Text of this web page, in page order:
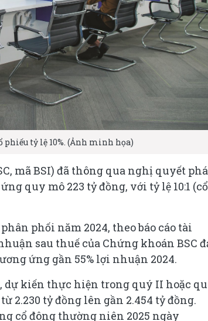
phiếu tỷ lệ 10%. (Ảnh minh họa)
mã BSI) đã thông qua nghị quyết
quy mô 223 tỷ đồng, với tỷ lệ 10:1 (cổ
phối năm 2024, theo báo cáo tài
sau thuế của Chứng khoán BSC
ứng gần 55% lợi nhuận 2024.
dự kiến thực hiện trong quý II hoặc
2.230 tỷ đồng lên gần 2.454 tỷ đồng.
cổ đông thường niên 2025 ngày